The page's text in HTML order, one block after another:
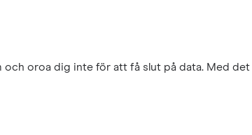
oroa dig inte för att få slut på data. Med